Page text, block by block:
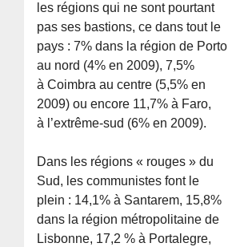
les régions qui ne sont pourtant
pas ses bastions, ce dans tout le
pays : 7% dans la région de Porto
au nord (4% en 2009), 7,5%
à Coimbra au centre (5,5% en
2009) ou encore 11,7% à Faro,
à l’extrême-sud (6% en 2009).
Dans les régions « rouges » du
Sud, les communistes font le
plein : 14,1% à Santarem, 15,8%
dans la région métropolitaine de
Lisbonne, 17,2 % à Portalegre,